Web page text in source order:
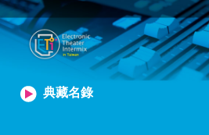
典藏名錄